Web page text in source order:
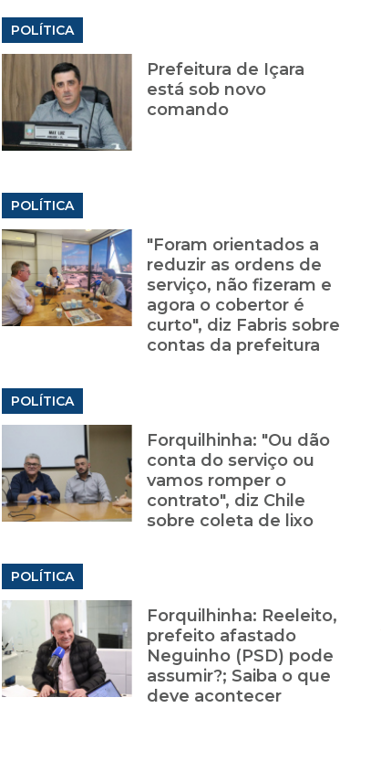
POLÍTICA
Prefeitura de Içara
está sob novo
comando
POLÍTICA
"Foram orientados a
reduzir as ordens de
serviço, não fizeram e
agora o cobertor é
curto", diz Fabris sobre
contas da prefeitura
POLÍTICA
Forquilhinha: "Ou dão
conta do serviço ou
vamos romper o
contrato", diz Chile
sobre coleta de lixo
POLÍTICA
Forquilhinha: Reeleito,
prefeito afastado
Neguinho (PSD) pode
assumir?; Saiba o que
deve acontecer